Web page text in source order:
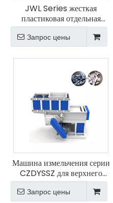
JWL Series жесткая
пластиковая отдельная
винтовая панель
Запрос цены
Машина измельчения серии
CZDYSSZ для верхнего
отверстия
Запрос цены